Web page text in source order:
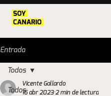
Entrada
Todos
Todos
Vicente Gallardo
16 abr 2023 2 min de lectura